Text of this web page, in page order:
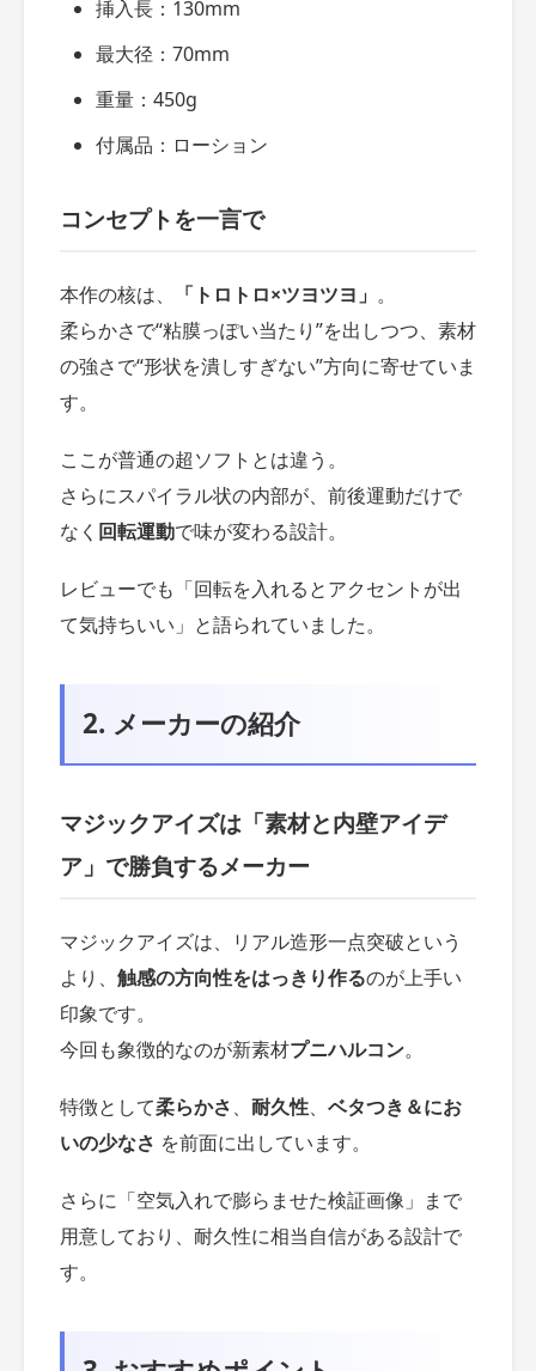
挿入長：130mm
最大径：70mm
重量：450g
付属品：ローション
コンセプトを一言で
本作の核は、 「トロトロ×ツヨツヨ」 。
柔らかさで“粘膜っぽい当たり”を出しつつ、素材
の強さで“形状を潰しすぎない”方向に寄せていま
す。
ここが普通の超ソフトとは違う。
さらにスパイラル状の内部が、前後運動だけで
なく 回転運動で味が変わる設計。
レビューでも「回転を入れるとアクセントが出
て気持ちいい」と語られていました。
2. メーカーの紹介
マジックアイズは「素材と内壁アイデ
ア」で勝負するメーカー
マジックアイズは、リアル造形一点突破という
より、 触感の方向性をはっきり作るのが上手い
印象です。
今回も象徴的なのが新素材プニハルコン。
特徴として柔らかさ、 耐久性、 ベタつき＆にお
いの少なさ を前面に出しています。
さらに「空気入れで膨らませた検証画像」まで
用意しており、耐久性に相当自信がある設計で
す。